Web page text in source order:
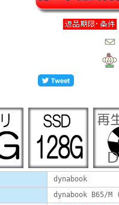
dynabook
dynabook B65/M